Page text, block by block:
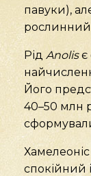
павуки),
рослинний
Рід Anolisє
Його
40–50 млн
спокійний